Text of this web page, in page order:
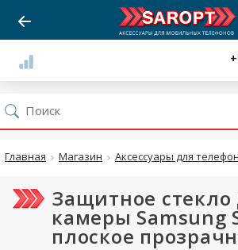
Главная Магазин Аксессуары для
Защитное стекло
камеры Samsung
плоское